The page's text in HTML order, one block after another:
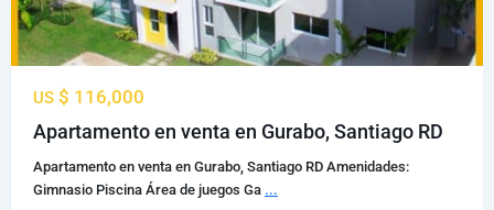
US $ 116,000
Apartamento en venta en Gurabo, Santiago RD
Apartamento en venta en Gurabo, Santiago RD Amenidades:
Gimnasio Piscina Área de juegos Ga ...
av
Santiago